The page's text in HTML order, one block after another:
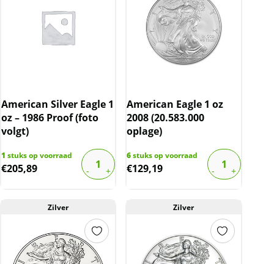
American Silver Eagle 1
oz – 1986 Proof (foto
volgt)
1 stuks op voorraad
€205,89
American Eagle 1 oz
2008 (20.583.000
oplage)
6stuks op voorraad
€129,19
Zilver Zilver